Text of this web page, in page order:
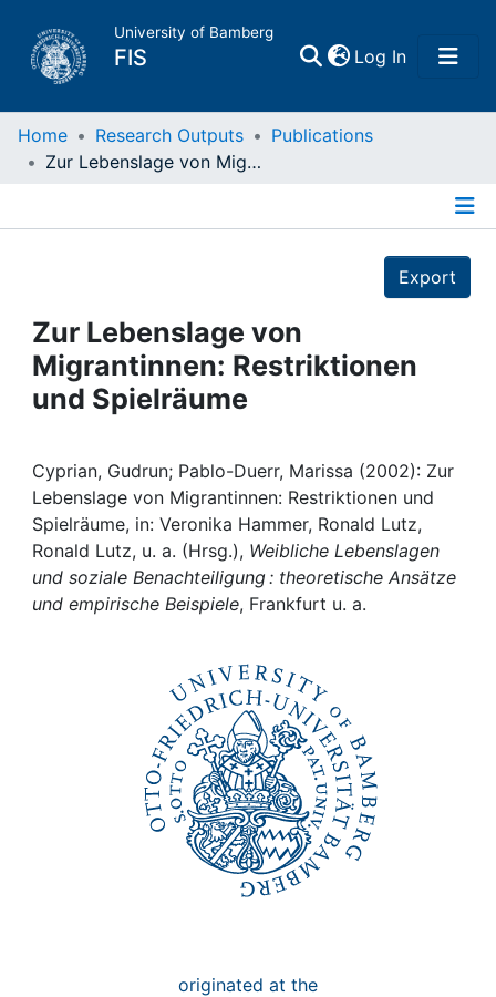
University of Bamberg
FIS Log In(current)
Home
Projects
People
Awards
My FIS
Help
Home Research Outputs
Publications
Zur Lebenslage von Migrantinnen: Restriktionen und Spielräume
Export
Zur Lebenslage von
Migrantinnen: Restriktionen
und Spielräume
Cyprian, Gudrun; Pablo-Duerr, Marissa (2002): Zur
Lebenslage von Migrantinnen: Restriktionen und
Spielräume, in: Veronika Hammer, Ronald Lutz,
Ronald Lutz, u. a. (Hrsg.), Weibliche Lebenslagen
und soziale Benachteiligung : theoretische Ansätze
und empirische Beispiele, Frankfurt u. a.
originated at the